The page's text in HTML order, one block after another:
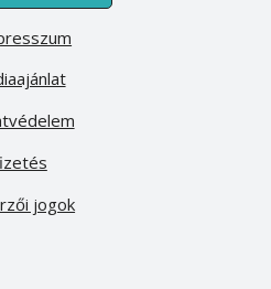
jogok